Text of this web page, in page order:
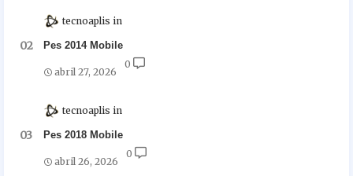
tecnoaplis
Pes 2014 Mobile
abril 27, 2026
0
tecnoaplis
Pes 2018 Mobile
abril 26, 2026
0